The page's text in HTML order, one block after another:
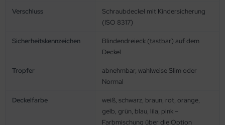
Verschluss
Schraubdeckel mit Kindersicherung
(ISO 8317)
Sicherheitskennzeichen
Blindendreieck (tastbar) auf dem
Deckel
Tropfer
abnehmbar, wahlweise Slim oder
Normal
Deckelfarbe
weiß, schwarz, braun, rot, orange,
gelb, grün, blau, lila, pink –
Farbmischung über die Option